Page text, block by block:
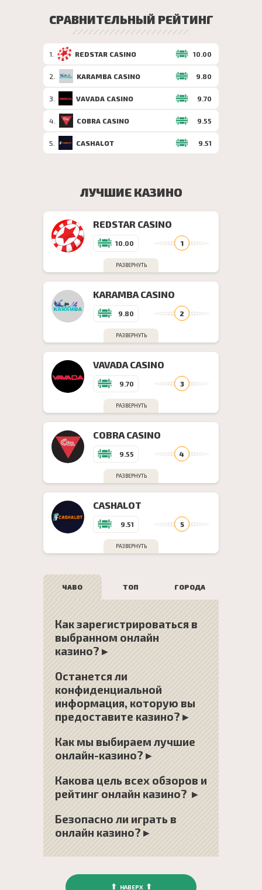
СРАВНИТЕЛЬНЫЙ РЕЙТИНГ
1 REDSTAR CASINO 10.00
2 KARAMBA CASINO 9.80
3 VAVADA CASINO 9.70
4 COBRA CASINO 9.55
5 CASHALOT 9.51
ЛУЧШИЕ КАЗИНО
REDSTAR CASINO
10.00
РАЗВЕРНУТЬ
KARAMBA CASINO
9.80
РАЗВЕРНУТЬ
VAVADA CASINO
9.70
РАЗВЕРНУТЬ
COBRA CASINO
9.55
РАЗВЕРНУТЬ
CASHALOT
9.51
РАЗВЕРНУТЬ
ЧАВО ТОП ГОРОДА
Как зарегистрироваться в
выбранном онлайн
казино? ▸
Останется ли
конфиденциальной
информация, которую вы
предоставите казино? ▸
Как мы выбираем лучшие
онлайн-казино? ▸
Какова цель всех обзоров и
рейтинг онлайн казино? ▸
Безопасно ли играть в
онлайн казино? ▸
⬆ НАВЕРХ ⬆